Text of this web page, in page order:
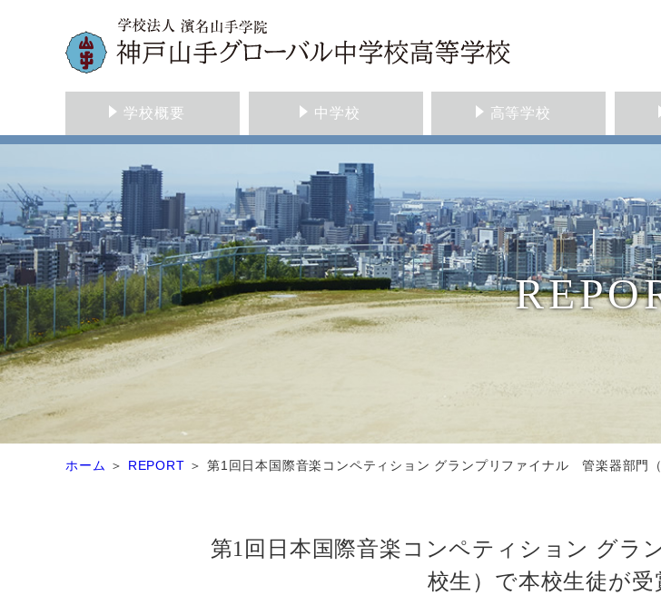
学校概要 中学校 高等学校
ホーム REPORT 第1回日本国際音楽コンペティション グランプリファイナル 管楽器部門
第1回日本国際音楽コンペティション グ
校生）で本校生徒が受